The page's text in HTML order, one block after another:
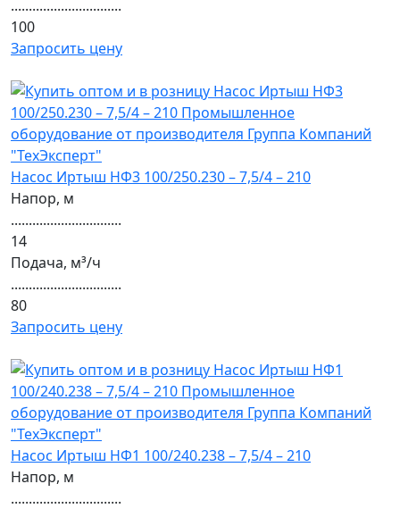
...............................
100
Запросить цену
Насос Иртыш НФ3 100/250.230 – 7,5/4 – 210
Напор, м
...............................
14
Подача, м³/ч
...............................
80
Запросить цену
Насос Иртыш НФ1 100/240.238 – 7,5/4 – 210
Напор, м
...............................